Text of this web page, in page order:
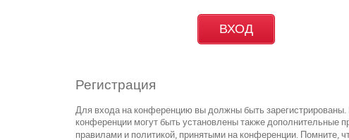
Регистрация
Для входа на конференцию вы должны быть зарегистрированы.
конференции могут быть установлены также дополнительные
правилами и политикой, принятыми на конференции. Помните,